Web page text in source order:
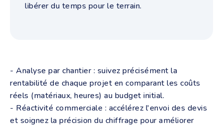
libérer du temps pour le terrain.
- Analyse par chantier : suivez précisément la
rentabilité de chaque projet en comparant les coûts
réels (matériaux, heures) au budget initial.
- Réactivité commerciale : accélérez l'envoi des devis
et soignez la précision du chiffrage pour améliorer